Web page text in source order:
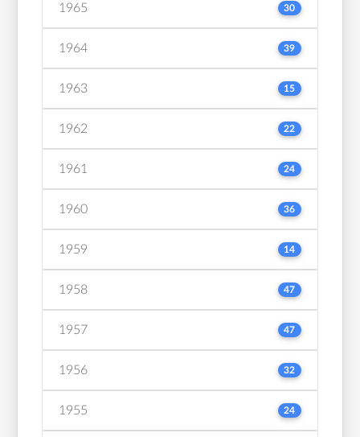
1965 30
1964 39
1963 15
1962 22
1961 24
1960 36
1959 14
1958 47
1957 47
1956 32
1955 24